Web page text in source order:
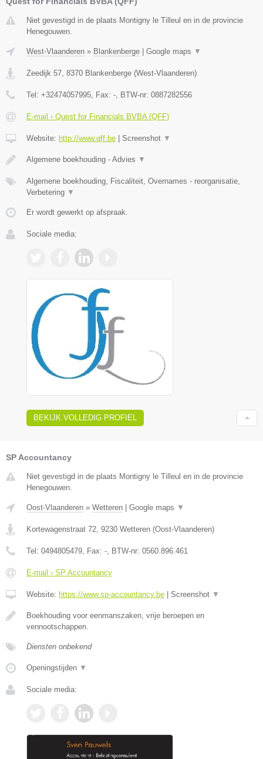
Niet gevestigd in de plaats Montigny le Tilleul en in de provincie
Henegouwen.
West-Vlaanderen » Blankenberge Google maps ▼
Zeedijk 57, 8370 Blankenberge (West-Vlaanderen)
Tel: +32474057995, Fax: -, BTW-nr: 0887282556
E-mail › Quest for Financials BVBA (QFF)
Website: http://www.qff.be Screenshot ▼
Algemene boekhouding - Advies ▼
Algemene boekhouding, Fiscaliteit, Overnames - reorganisatie,
Verbetering ▼
Er wordt gewerkt op afspraak.
Sociale media:
BEKIJK VOLLEDIG PROFIEL
SP Accountancy
Niet gevestigd in de plaats Montigny le Tilleul en in de provincie
Henegouwen.
Oost-Vlaanderen » Wetteren Google maps ▼
Kortewagenstraat 72 9230 Wetteren (Oost-Vlaanderen)
Tel: 0494805479 , Fax: - , BTW-nr: 0560.896.461
E-mail › SP Accountancy
Website: https://www.sp-accountancy.be Screenshot ▼
Boekhouding voor eenmanszaken, vrije beroepen en
vennootschappen.
Diensten onbekend
Openingstijden ▼
Sociale media: